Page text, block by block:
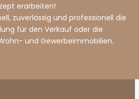
erarbeiten!
zuverlässig und professionell die
für den Verkauf oder die
und Gewerbeimmobilien.